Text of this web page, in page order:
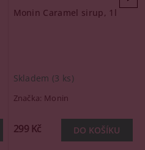
Monin Caramel sirup, 1l
Skladem (3 ks)
Značka: Monin
299 Kč